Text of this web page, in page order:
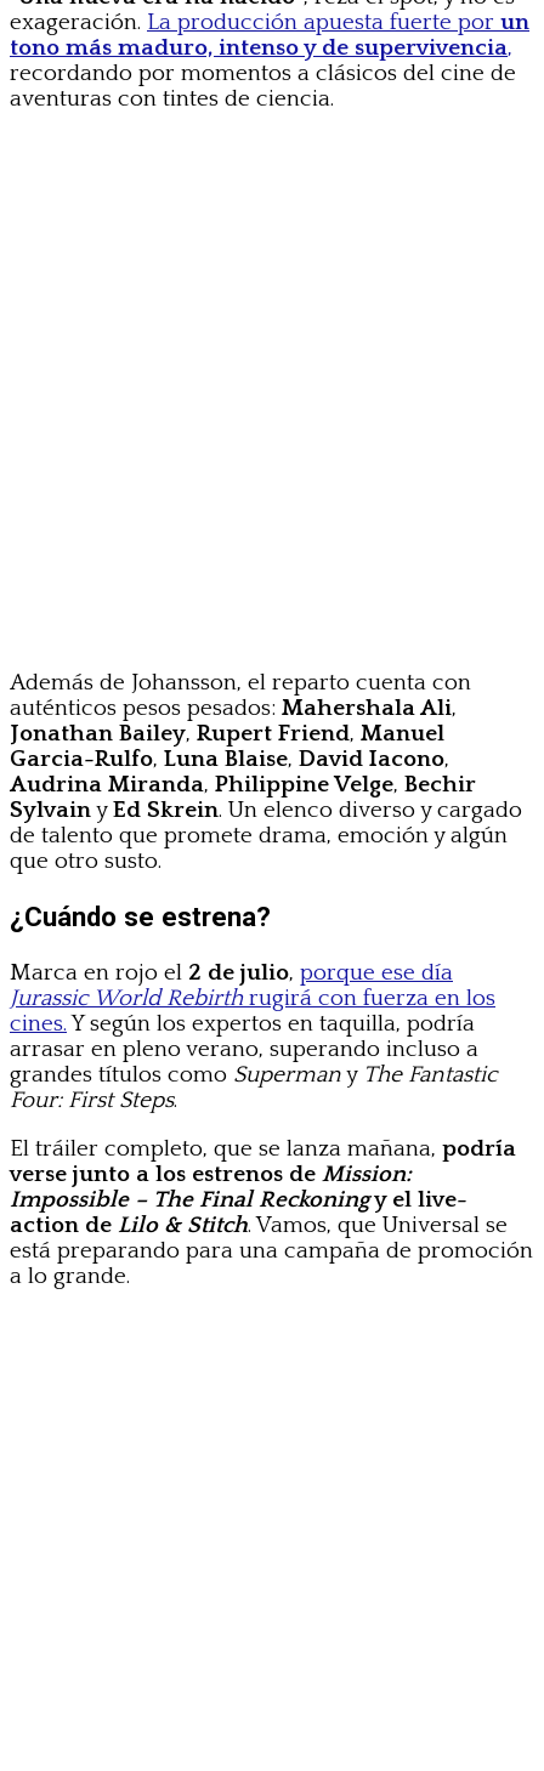
exageración. La producción apuesta fuerte por un
tono más maduro, intenso y de supervivencia,
recordando por momentos a clásicos del cine de
aventuras con tintes de ciencia.
Además de Johansson, el reparto cuenta con
auténticos pesos pesados: Mahershala Ali,
Jonathan Bailey, Rupert Friend, Manuel
Garcia-Rulfo, Luna Blaise, David Iacono,
Audrina Miranda, Philippine Velge, Bechir
SylvainyEd Skrein. Un elenco diverso y cargado
de talento que promete drama, emoción y algún
que otro susto.
¿Cuándo se estrena?
Marca en rojo el 2 de julio, porque ese día
Jurassic World Rebirthrugirá con fuerza en los
cines.Y según los expertos en taquilla, podría
arrasar en pleno verano, superando incluso a
grandes títulos como Supermany The Fantastic
Four: First Steps.
El tráiler completo, que se lanza mañana, podría
verse junto a los estrenos de Mission:
Impossible – The Final Reckoningy el live-
action de Lilo & Stitch. Vamos, que Universal se
está preparando para una campaña de promoción
a lo grande.